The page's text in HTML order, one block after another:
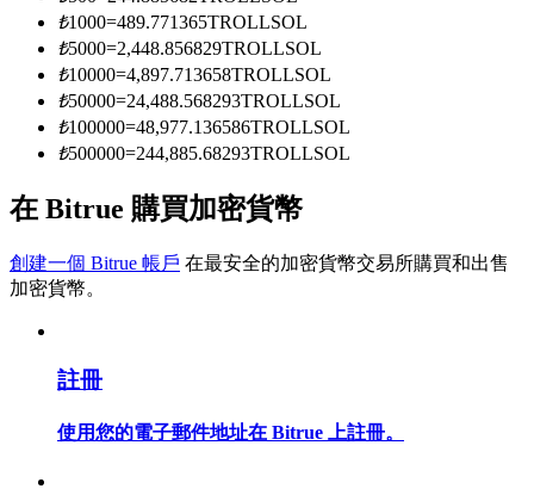
合約資訊
包含交易情況等的大數據分析
合約指南
合約功能使用指南
₺1000=489.771365TROLLSOL
₺5000=2,448.856829TROLLSOL
₺10000=4,897.713658TROLLSOL
₺50000=24,488.568293TROLLSOL
₺100000=48,977.136586TROLLSOL
₺500000=244,885.68293TROLLSOL
在 Bitrue 購買加密貨幣
創建一個 Bitrue 帳戶 在最安全的加密貨幣交易所購買和出售
加密貨幣。
註冊
使用您的電子郵件地址在 Bitrue 上註冊。